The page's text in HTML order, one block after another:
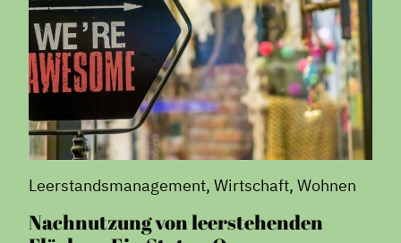
Leerstandsmanagement, Wirtschaft, Wohnen
Nachnutzung von leerstehenden